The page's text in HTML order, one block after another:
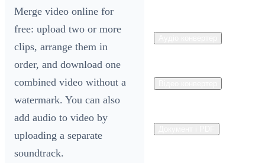
Merge video online for
free: upload two or more
clips, arrange them in
order, and download one
combined video without a
watermark. You can also
add audio to video by
uploading a separate
soundtrack.